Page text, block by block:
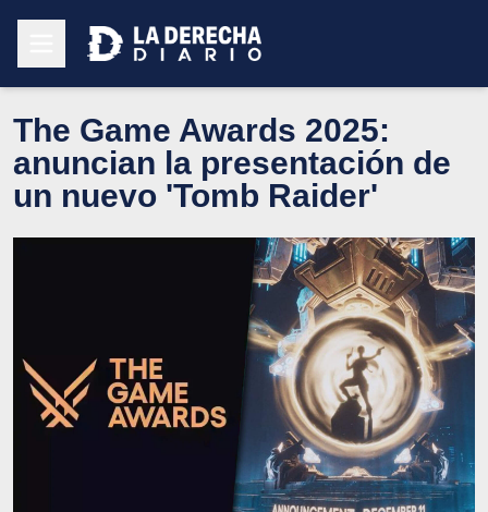
The Game Awards 2025:
anuncian la presentación de
un nuevo 'Tomb Raider'